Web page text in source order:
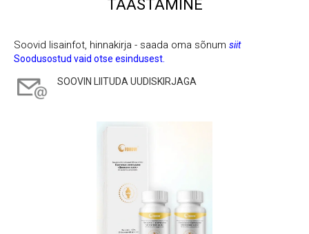
TAASTAMINE
Soovid lisainfot, hinnakirja - saada oma sõnum siit
Soodusostud vaid otse esindusest.
SOOVIN LIITUDA UUDISKIRJAGA